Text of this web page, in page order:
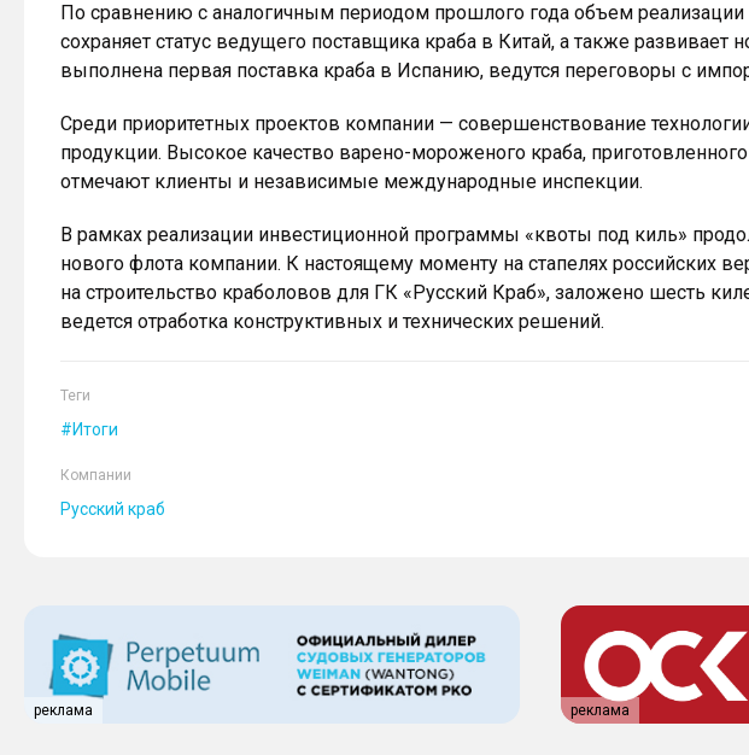
По сравнению с аналогичным периодом прошлого года объем
сохраняет статус ведущего поставщика краба в Китай, а также развивает
выполнена первая поставка краба в Испанию, ведутся переговоры с
Среди приоритетных проектов компании — совершенствование
продукции. Высокое качество варено-мороженого краба,
отмечают клиенты и независимые международные инспекции.
В рамках реализации инвестиционной программы «квоты под киль»
нового флота компании. К настоящему моменту на стапелях российских
на строительство краболовов для ГК «Русский Краб», заложено шесть
ведется отработка конструктивных и технических решений.
Теги
Итоги
Компании
Русский краб
реклама реклама